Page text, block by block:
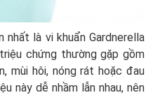
nhất là vi khuẩn Gardnerella
chứng thường gặp gồm
mùi hôi, nóng rát hoặc đau
này dễ nhầm lẫn nhau, nên